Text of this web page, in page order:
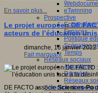
eTwinning
Prospective
Espaces
Politique
Scénarios
Temps
Réseaux sociaux
Algorithme
Données
Réseaux
Sélection de
En savoir plus...
Le projet européen DE
acteurs de l’éducation
dimanche, 16 janvier 2022
Fait marquant
DE FACTO associeSciences-Po